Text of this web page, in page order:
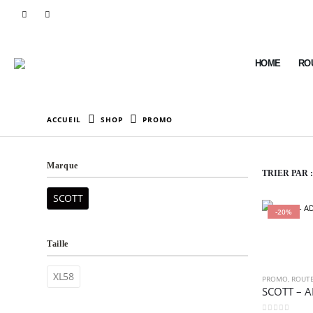
HOME
ACCUEIL SHOP PROMO
TRIER PAR :
-20%
PROMO
SCOTT –
Marque
SCOTT
Taille
XL58